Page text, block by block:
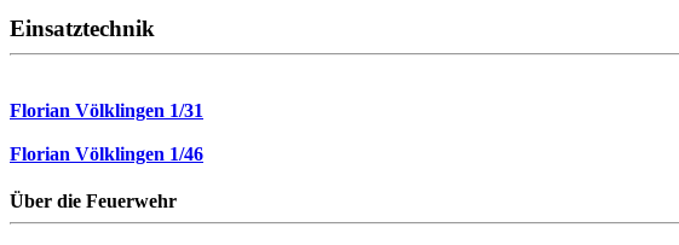
Einsatztechnik
Florian Völklingen 1/31
Florian Völklingen 1/46
Über die Feuerwehr